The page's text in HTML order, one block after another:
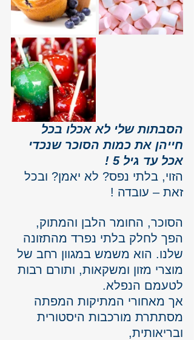
הסבתות שלי לא אכלו בכל
חייהן את כמות הסוכר שנכדי
אכל עד גיל 5 !
הזוי, בלתי נפס? לא יאמן? ובכל
זאת – עובדה !
הסוכר, החומר הלבן והמתוק,
הפך לחלק בלתי נפרד מהתזונה
שלנו. הוא משמש במגוון רחב של
מוצרי מזון ומשקאות, ותורם רבות
לטעמם הנפלא.
אך מאחורי המתיקות המפתה
מסתתרת מורכבות היסטורית
ובריאותית,